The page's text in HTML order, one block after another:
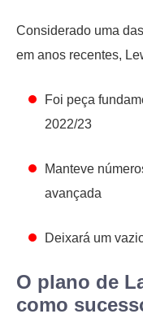
Considerado uma
em anos recentes,
Foi peça
2022/23
Manteve
avançada
Deixará um
O plano de
como